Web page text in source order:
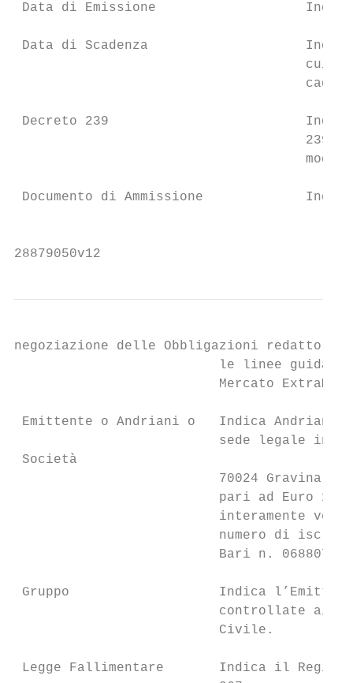
Data di Emissione                   Indica
Data di Scadenza                    Indica
cui
cadrà
Decreto 239                         Indica
239
Documento di Ammissione
28879050v12
negoziazione delle Obbligazioni redatto
le linee guida
                          Mercato ExtraMOT.
Emittente o Andriani o   Indica Andriani
sede legale in
Società
70024 Gravina
pari ad Euro
interamente
numero di
Bari n.
Gruppo                   Indica
controllate ai
                          Civile.
Legge Fallimentare       Indica il Regio